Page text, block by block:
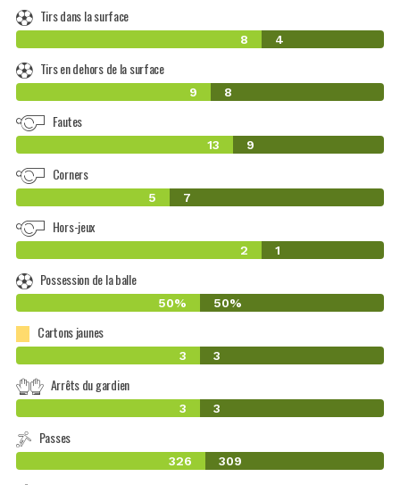
Tirs dans la surface
8 4
Tirs en dehors de la surface
9 8
Fautes
13 9
Corners
5 7
Hors-jeux
2 1
Possession de la balle
50% 50%
Cartons jaunes
3 3
Arrêts du gardien
3 3
Passes
326 309